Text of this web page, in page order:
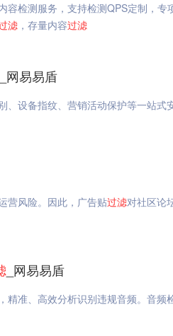
容检测服务，支持检测QPS定制，专
滤 ，存量内容过滤
网易易盾
设备指纹、营销活动保护等一站式
营风险。因此，广告贴过滤对社区论
_网易易盾
精准、高效分析识别违规音频。音频